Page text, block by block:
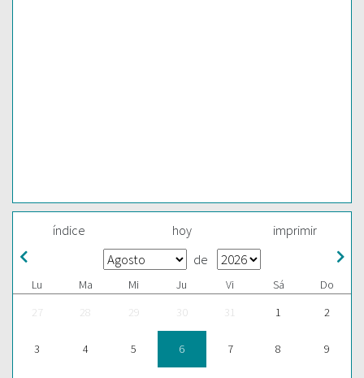
índice hoy imprimir
de
Lu Ma Mi Ju Vi Sá
Do
27
28 29 30 31 1 2
3 4 5 6 7 8 9